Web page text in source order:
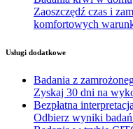
Zaoszczędź czas i
komfortowych
Usługi dodatkowe
Badania z
Zyskaj 30 dni na
Bezpłatna
Odbierz wyniki